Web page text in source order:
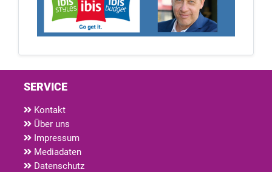
SERVICE
Kontakt
Über uns
Impressum
Mediadaten
Datenschutz